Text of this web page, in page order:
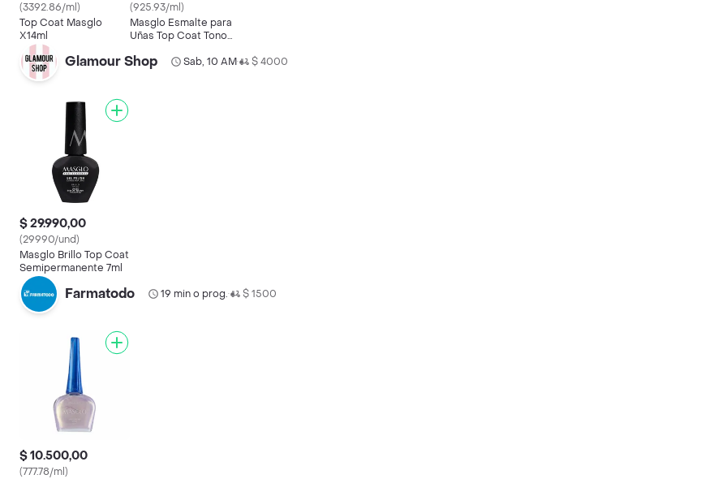
(3392.86/ml)
Top Coat Masglo
X14ml
(925.93/ml)
Masglo Esmalte para
Uñas Top Coat Tono
Glamour Shop Sab, 10 AM• $ 4000
$ 29.990,00
(29990/und)
Masglo Brillo Top Coat
Semipermanente 7ml
Farmatodo 19 min o prog.• $ 1500
$ 10.500,00
(777.78/ml)